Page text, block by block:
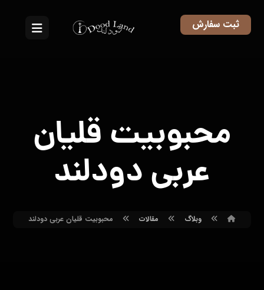
ثبت سفارش
محبوبیت قلیان
عربی دودلند
وبلاگ مقالات محبوبیت قلیان عربی دودلند